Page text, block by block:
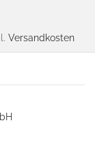
Versandkosten